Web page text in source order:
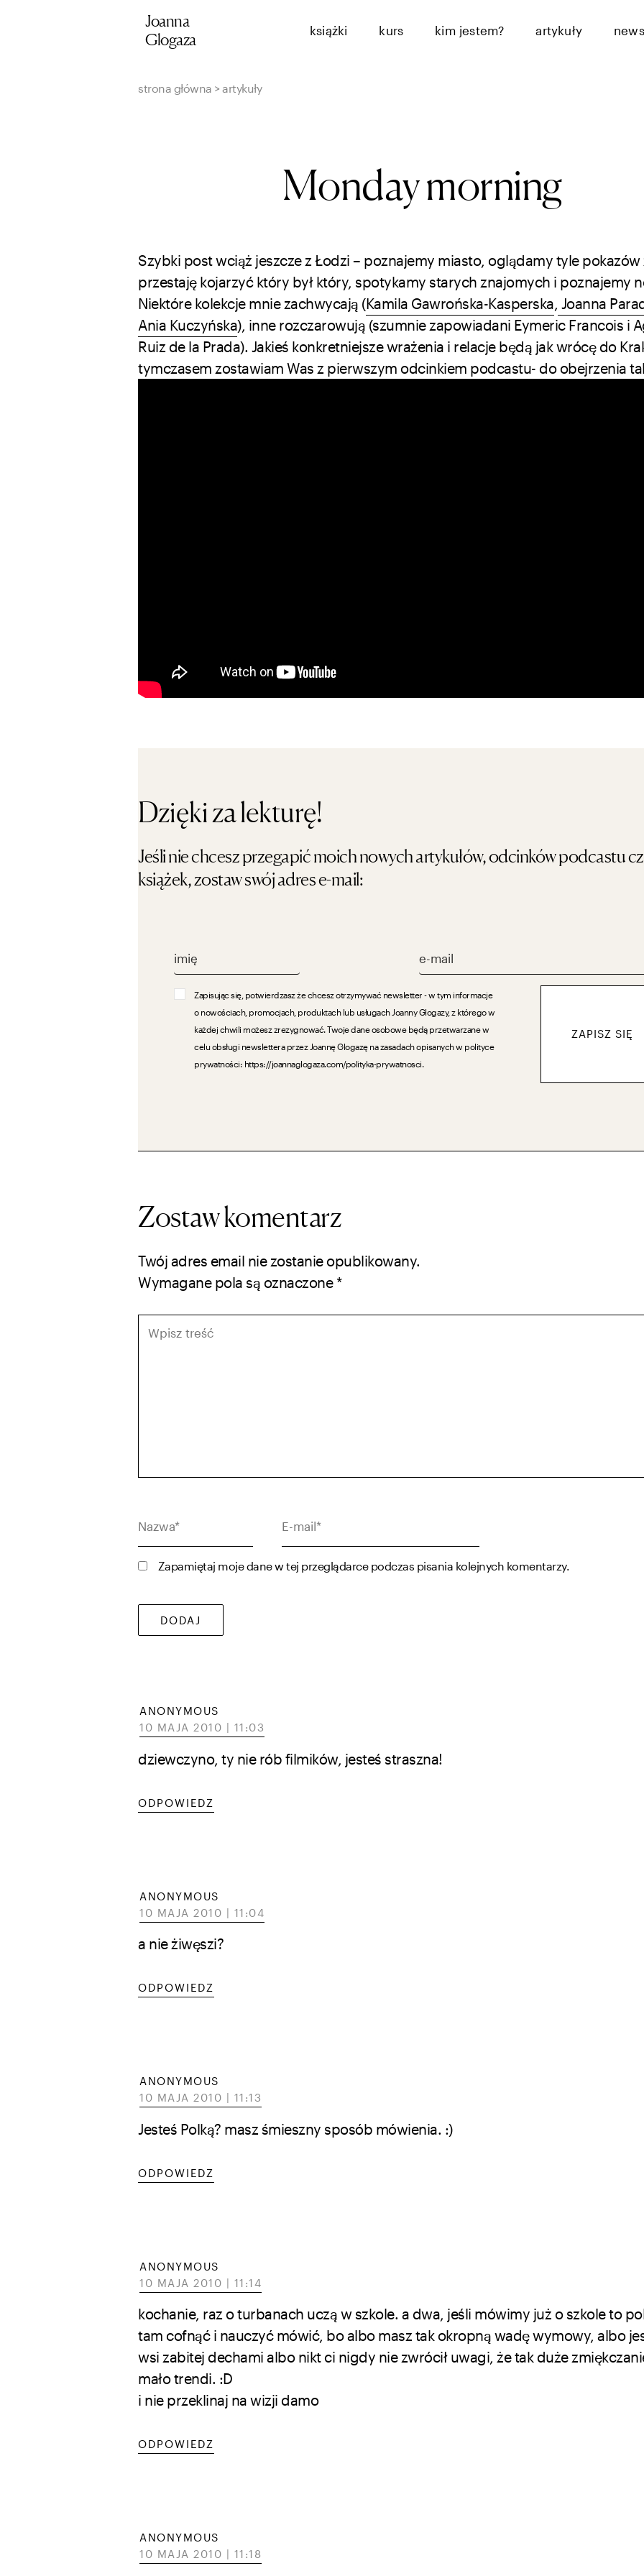
do
treści
Joanna
Glogaza
książki kurs kim jestem? artykuły
strona główna > artykuły
Monday morning
Szybki post wciąż jeszcze z Łodzi – poznajemy miasto, oglądamy tyle
przestaję kojarzyć który był który, spotykamy starych znajomych i poznajemy
Niektóre kolekcje mnie zachwycają (Kamila Gawrońska-Kasperska, Joanna
Ania Kuczyńska), inne rozczarowują (szumnie zapowiadani Eymeric Francois i
Ruiz de la Prada). Jakieś konkretniejsze wrażenia i relacje będą jak wrócę do
tymczasem zostawiam Was z pierwszym odcinkiem podcastu- do obejrzenia
Dzięki za lekturę!
Jeśli nie chcesz przegapić moich nowych artykułów, odcinków podcastu
książek, zostaw swój adres e-mail:
Zapisując się, potwierdzasz że chcesz otrzymywać newsletter - w tym informacje
o nowościach, promocjach, produktach lub usługach Joanny Glogazy, z którego w
każdej chwili możesz zrezygnować. Twoje dane osobowe będą przetwarzane w
celu obsługi newslettera przez Joannę Glogazę na zasadach opisanych w polityce
prywatności: https://joannaglogaza.com/polityka-prywatnosci.
ZAPISZ SIĘ
ANONYMOUS
10 MAJA 2010 | 11:03
dziewczyno, ty nie rób filmików, jesteś straszna!
ODPOWIEDZ
ANONYMOUS
10 MAJA 2010 | 11:04
a nie żiwęszi?
ODPOWIEDZ
ANONYMOUS
10 MAJA 2010 | 11:13
Jesteś Polką? masz śmieszny sposób mówienia. :)
ODPOWIEDZ
ANONYMOUS
10 MAJA 2010 | 11:14
kochanie, raz o turbanach uczą w szkole. a dwa, jeśli mówimy już o szkole to
tam cofnąć i nauczyć mówić, bo albo masz tak okropną wadę wymowy, albo
wsi zabitej dechami albo nikt ci nigdy nie zwrócił uwagi, że tak duże
mało trendi. :D
i nie przeklinaj na wizji damo
ODPOWIEDZ
ANONYMOUS
10 MAJA 2010 | 11:18
Zostaw komentarz
Twój adres email nie zostanie opublikowany.
Wymagane pola są oznaczone *
Wpisz
Zapamiętaj moje dane w tej przeglądarce podczas pisania kolejnych komentarzy.